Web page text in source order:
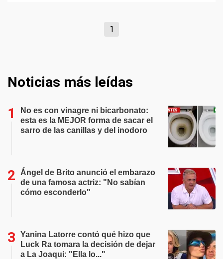
1
Noticias más leídas
No es con vinagre ni bicarbonato:
esta es la MEJOR forma de sacar el
sarro de las canillas y del inodoro
Ángel de Brito anunció el embarazo
de una famosa actriz: "No sabían
cómo esconderlo"
Yanina Latorre contó qué hizo que
Luck Ra tomara la decisión de dejar
a La Joaqui: "Ella lo..."